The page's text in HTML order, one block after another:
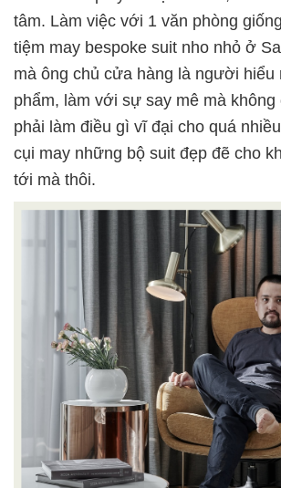
tâm. Làm việc với 1 văn phòng
tiệm may bespoke suit nho nhỏ ở
mà ông chủ cửa hàng là người hiểu
phẩm, làm với sự say mê mà không
phải làm điều gì vĩ đại cho quá
cụi may những bộ suit đẹp đẽ cho
tới mà thôi.